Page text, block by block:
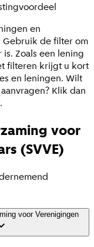
en
Gebruik de filter om
Zoals een lening
filteren krijgt u kort
en leningen. Wilt
Klik dan
voor
(SVVE)
voor Verenigingen